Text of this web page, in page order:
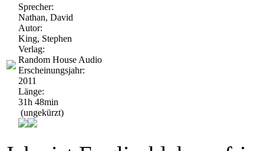
Sprecher:
Nathan, David
Autor:
King, Stephen
Verlag:
Random House Audio
Erscheinungsjahr:
2011
Länge:
31h 48min
(ungekürzt)